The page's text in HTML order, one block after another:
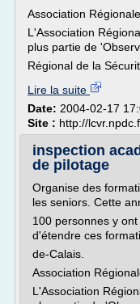
Association
L'Association
plus partie de
Régional de la
Lire la suite
Date: 2004-02-17
Site : http://
inspection
de pilotage
Organise des
les seniors. Cette
100 personnes y
d'étendre ces
de-Calais.
Association
L'Association